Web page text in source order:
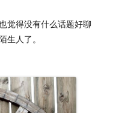
得没有什么话题好聊
生人了。